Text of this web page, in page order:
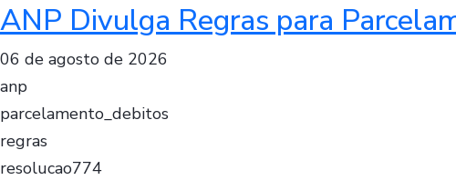
ANP Divulga Regras para
06 de agosto de 2026
anp
parcelamento_debitos
regras
resolucao774